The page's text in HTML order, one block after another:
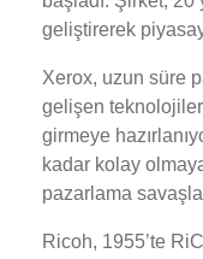
geliştirerek
Xerox, uzun süre
gelişen
girmeye
kadar kolay
pazarlama
Ricoh, 1955’te